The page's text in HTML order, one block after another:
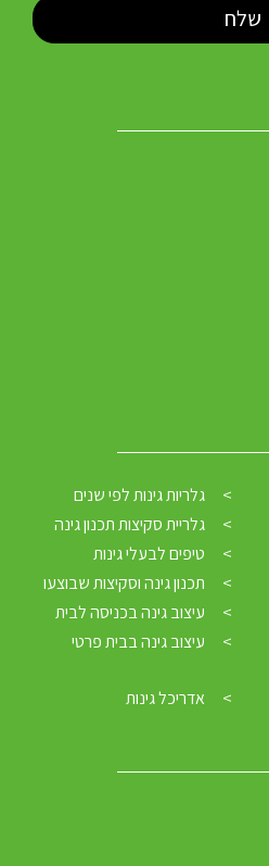
גלריות גינות לפי שנים
גלריית סקיצות תכנון גינה
טיפים לבעלי גינות
תכנון גינה וסקיצות שבוצעו
עיצוב גינה בכניסה לבית
עיצוב גינה בבית פרטי
אדריכל גינות